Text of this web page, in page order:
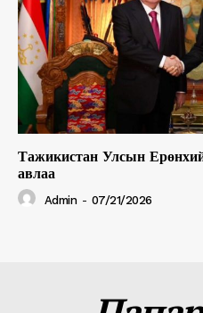
Тажикистан Улсын
авлаа
Admin - 07/21/2026